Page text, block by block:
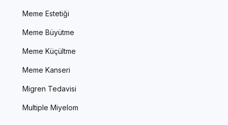
Meme Estetiği
Meme Büyütme
Meme Küçültme
Meme Kanseri
Migren Tedavisi
Multiple Miyelom